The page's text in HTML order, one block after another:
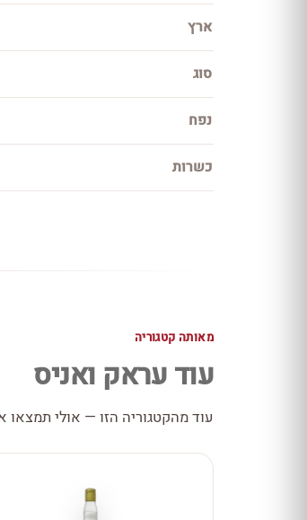
ארץ
סוג
נפח
כשרות
מאותה קטגוריה
עוד עראק ואניס
עוד מהקטגוריה הזו — אולי